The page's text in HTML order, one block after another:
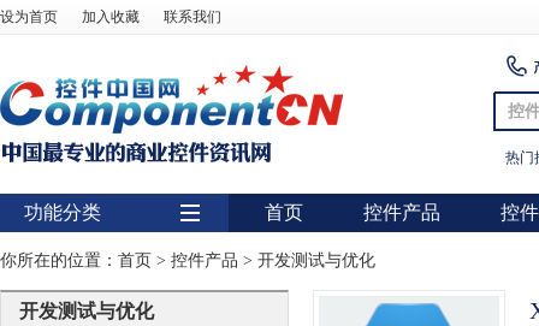
设为首页 加入收藏 联系我们
控
热门
功能分类
用户界面
报表
首页 控件产品 控
你所在的位置： 首页 > 控件产品 > 开发测试与优化
开发测试与优化